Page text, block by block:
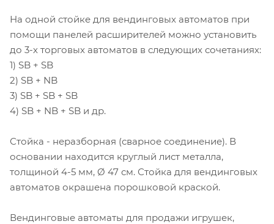
На одной стойке для вендинговых автоматов при
помощи панелей расширителей можно установить
до 3-х торговых автоматов в следующих сочетаниях:
1) SB + SB
2) SB + NB
3) SB + SB + SB
4) SB + NB + SB и др.
Стойка - неразборная (сварное соединение). В
основании находится круглый лист металла,
толщиной 4-5 мм, Ø 47 см. Стойка для вендинговых
автоматов окрашена порошковой краской.
Вендинговые автоматы для продажи игрушек,